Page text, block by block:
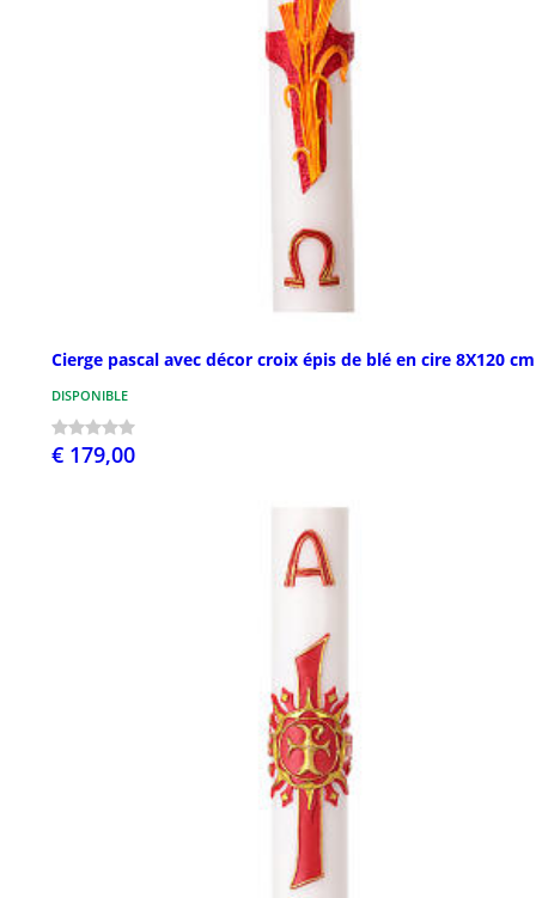
Cierge pascal avec décor croix épis de blé en cire 8X120 cm
DISPONIBLE
€ 179,00